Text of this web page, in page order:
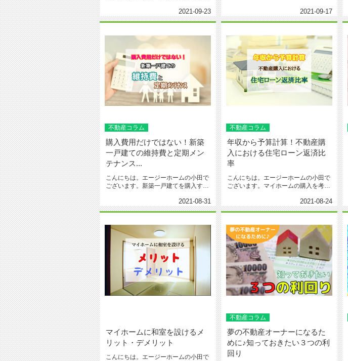
2021-09-23 2021-09-17
不動産コラム
購入費用だけではない！新築
一戸建ての維持費と定期メン
テナンス...
こんにちは。エージーホームの小田で
ございます。新築一戸建てを購入する
2021-08-31
不動産コラム
年収から予算計算！不動産購
入における住宅ローン返済比
率
こんにちは。エージーホームの小田で
ございます。マイホームの購入を考え
2021-08-24
マイホームに和室を設けるメ
リット・デメリット
こんにちは。エージーホームの小田で
不動産コラム
夢の不動産オーナーになるた
めに♪知っておきたい３つの利
回り